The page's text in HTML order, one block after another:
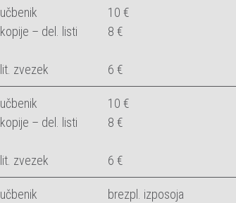
učbenik
kopije – del. listi
lit. zvezek
10 €
8 €
6 €
učbenik
kopije – del. listi
lit. zvezek
10 €
8 €
6 €
učbenik
brezpl. izposoja